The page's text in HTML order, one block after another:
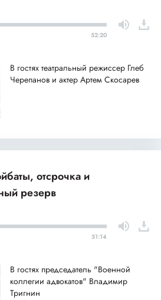
52:20
В гостях театральный режиссер Глеб
Черепанов и актер Артем Скосарев
отсрочка и
резерв
51:14
В гостях председатель "Военной
коллегии адвокатов" Владимир
Тригнин